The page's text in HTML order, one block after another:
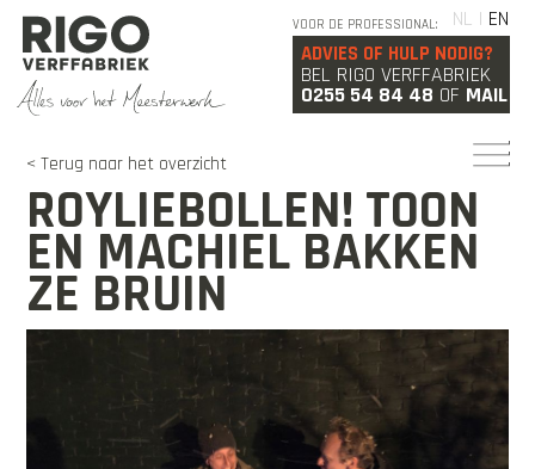
NL | EN
VOOR DE PROFESSIONAL:
ADVIES OF HULP NODIG?
BEL RIGO VERFFABRIEK
0255 54 84 48 OF MAIL
< Terug naar het overzicht
ROYLIEBOLLEN! TOON
EN MACHIEL BAKKEN
ZE BRUIN